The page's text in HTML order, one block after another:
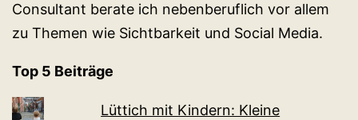
Consultant berate ich nebenberuflich vor allem
zu Themen wie Sichtbarkeit und Social Media.
Top 5 Beiträge
Lüttich mit Kindern: Kleine